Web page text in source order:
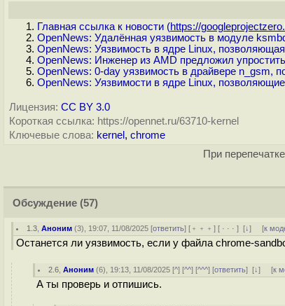
Главная ссылка к новости (https://
OpenNews: Удалённая уязвимость в модуле
OpenNews: Уязвимость в ядре Linux,
OpenNews: Инженер из AMD предложил
OpenNews: 0-day уязвимость в драйвере n_gsm,
OpenNews: Уязвимости в ядре Linux,
Лицензия: CC BY 3.0
Короткая ссылка: https://opennet.ru/63710-kernel
Ключевые слова: kernel , chrome
При
Обсуждение (57)
1.3 ,Аноним (3), 19:07, 11/08/2025 [ответить] [ ﹢﹢﹢] [ · · ·][↓] [к
Останется ли уязвимость, если у файла chrome-
2.6 ,Аноним (6), 19:13, 11/08/2025 [^] [^^] [^^^] [ответить][↓] [к
А ты проверь и отпишись.